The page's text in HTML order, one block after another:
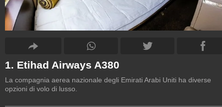
1. Etihad Airways A380
La compagnia aerea nazionale degli Emirati Arabi Uniti ha diverse
opzioni di volo di lusso.